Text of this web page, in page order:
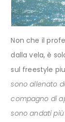
Non che il
dalla vela, è
sul freestyle
sono allenato
compagno di
sono andati